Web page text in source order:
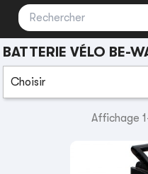
BATTERIE VÉLO BE-
Choisir
Affichage